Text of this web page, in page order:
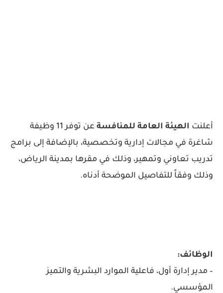
أعلنت الهيئة العامة للمنافسة
عن توفر 11 وظيفة
شاغرة في مجالات إدارية وتخصصية، بالإضافة إلى برامج
تدريب تعاوني وتمهير، وذلك في مقرها بمدينة الرياض،
وذلك وفقاً للتفاصيل الموضحة أدناه.
الوظائف:
– مدير إدارة أول، فاعلية الموارد البشرية والتميز
المؤسسي.